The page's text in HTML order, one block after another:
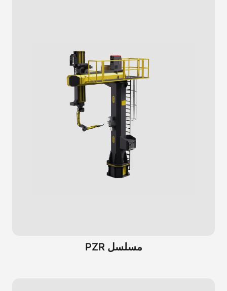
مسلسل PZR